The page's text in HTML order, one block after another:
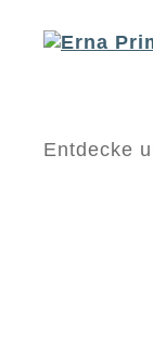
Erna
Primula
Entdecke